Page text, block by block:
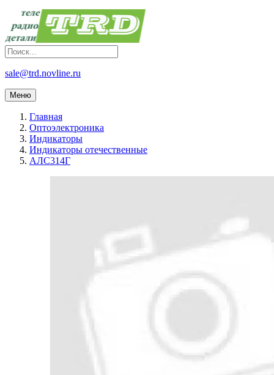
sale@trd.novline.ru
Меню
Главная
Оптоэлектроника
Индикаторы
Индикаторы отечественные
АЛС314Г